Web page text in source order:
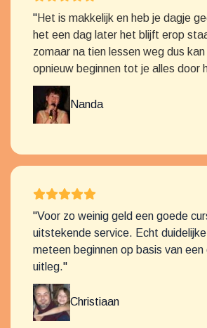
"Het is makkelijk en heb je dagje
het een dag later het blijft erop
zomaar na tien lessen weg dus
opnieuw beginnen tot je alles door
Nanda
"Voor zo weinig geld een goede
uitstekende service. Echt
meteen beginnen op basis van een
uitleg."
Christiaan